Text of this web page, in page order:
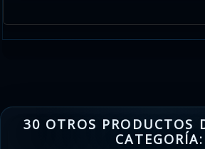
30 OTROS PRODUCTOS
CATEGORÍA: